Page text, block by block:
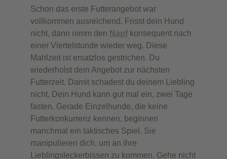
Schon das erste Futterangebot war
vollkommen ausreichend. Frisst dein Hund
nicht, dann nimm den Napf konsequent nach
einer Viertelstunde wieder weg. Diese
Mahlzeit ist ersatzlos gestrichen. Du
wiederholst dein Angebot zur nächsten
Futterzeit. Damit schadest du deinem Liebling
nicht. Dein Hund kann gut mal ein, zwei Tage
fasten. Gerade Einzelhunde, die keine
Futterkonkurrenz kennen, beginnen
manchmal ein taktisches Spiel. Sie
manipulieren dich, um an ihre
Lieblingsleckerbissen zu kommen. Gehe nicht